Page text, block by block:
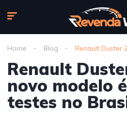
Home Blog Renault Duster
Renault
novo modelo
testes no